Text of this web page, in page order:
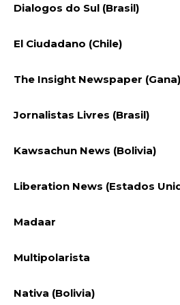
Dialogos do Sul (Brasil)
El Ciudadano (Chile)
The Insight Newspaper (Gana)
Jornalistas Livres (Brasil)
Kawsachun News (Bolivia)
Liberation News (Estados
Madaar
Multipolarista
Nativa (Bolivia)